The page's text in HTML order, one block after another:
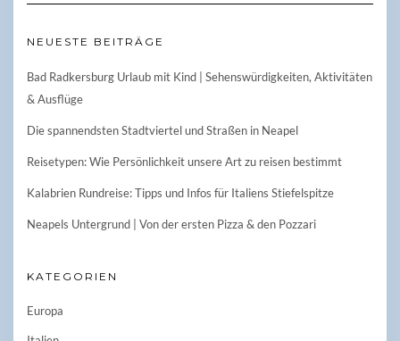
NEUESTE BEITRÄGE
Bad Radkersburg Urlaub mit Kind | Sehenswürdigkeiten, Aktivitäten
& Ausflüge
Die spannendsten Stadtviertel und Straßen in Neapel
Reisetypen: Wie Persönlichkeit unsere Art zu reisen bestimmt
Kalabrien Rundreise: Tipps und Infos für Italiens Stiefelspitze
Neapels Untergrund | Von der ersten Pizza & den Pozzari
KATEGORIEN
Europa